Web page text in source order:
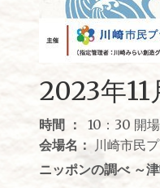
2023年11
時間 ：
10：30 開
会場名：
川崎市民
ニッポンの調べ ～